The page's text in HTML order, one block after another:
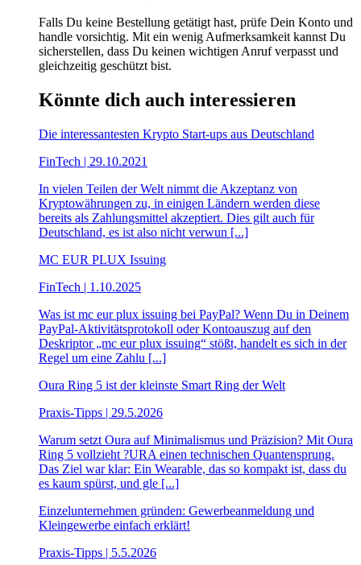
Falls Du keine Bestellung getätigt hast, prüfe Dein Konto und
handle vorsichtig. Mit ein wenig Aufmerksamkeit kannst Du
sicherstellen, dass Du keinen wichtigen Anruf verpasst und
gleichzeitig geschützt bist.
Könnte dich auch interessieren
Die interessantesten Krypto Start-ups aus Deutschland
FinTech | 29.10.2021
In vielen Teilen der Welt nimmt die Akzeptanz von
Kryptowährungen zu, in einigen Ländern werden diese
bereits als Zahlungsmittel akzeptiert. Dies gilt auch für
Deutschland, es ist also nicht verwun [...]
MC EUR PLUX Issuing
FinTech | 1.10.2025
Was ist mc eur plux issuing bei PayPal? Wenn Du in Deinem
PayPal-Aktivitätsprotokoll oder Kontoauszug auf den
Deskriptor „mc eur plux issuing“ stößt, handelt es sich in der
Regel um eine Zahlu [...]
Oura Ring 5 ist der kleinste Smart Ring der Welt
Praxis-Tipps | 29.5.2026
Warum setzt Oura auf Minimalismus und Präzision? Mit Oura
Ring 5 vollzieht ?URA einen technischen Quantensprung.
Das Ziel war klar: Ein Wearable, das so kompakt ist, dass du
es kaum spürst, und gle [...]
Einzelunternehmen gründen: Gewerbeanmeldung und
Kleingewerbe einfach erklärt!
Praxis-Tipps | 5.5.2026